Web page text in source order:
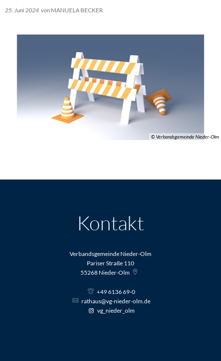
25. Juni 2024 von MANUELA BECKER
© Verbandsgemeinde Nieder-Olm
Kontakt
Verbandsgemeinde Nieder-Olm
Pariser Straße 110
55268 Nieder-Olm
+49 6136 69-0
rathaus@vg-nieder-olm.de
vg_nieder_olm